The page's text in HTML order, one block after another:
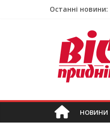
Останні новини:
НОВИНИ